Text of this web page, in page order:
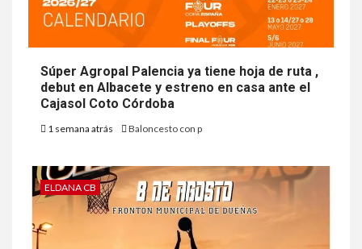
Súper Agropal Palencia ya tiene hoja de ruta ,
debut en Albacete y estreno en casa ante el
Cajasol Coto Córdoba
1 semana atrás Baloncesto con p
ELDANA CB